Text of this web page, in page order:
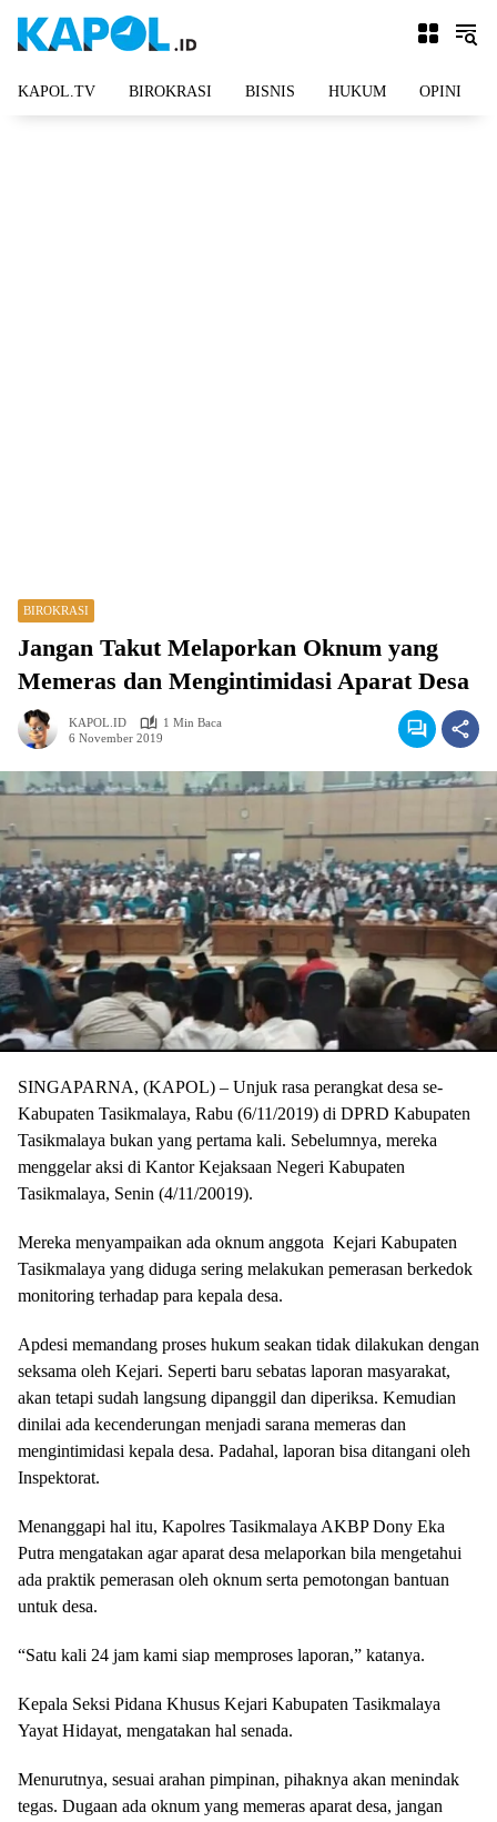
KAPOL.TV BIROKRASI BISNIS HUKUM OPINI
BIROKRASI
Jangan Takut Melaporkan Oknum yang
Memeras dan Mengintimidasi Aparat Desa
KAPOL.ID
1 Min Baca
6 November 2019
SINGAPARNA, (KAPOL) – Unjuk rasa perangkat desa se-
Kabupaten Tasikmalaya, Rabu (6/11/2019) di DPRD Kabupaten
Tasikmalaya bukan yang pertama kali. Sebelumnya, mereka
menggelar aksi di Kantor Kejaksaan Negeri Kabupaten
Tasikmalaya, Senin (4/11/20019).
Mereka menyampaikan ada oknum anggota Kejari Kabupaten
Tasikmalaya yang diduga sering melakukan pemerasan berkedok
monitoring terhadap para kepala desa.
Apdesi memandang proses hukum seakan tidak dilakukan dengan
seksama oleh Kejari. Seperti baru sebatas laporan masyarakat,
akan tetapi sudah langsung dipanggil dan diperiksa. Kemudian
dinilai ada kecenderungan menjadi sarana memeras dan
mengintimidasi kepala desa. Padahal, laporan bisa ditangani oleh
Inspektorat.
Menanggapi hal itu, Kapolres Tasikmalaya AKBP Dony Eka
Putra mengatakan agar aparat desa melaporkan bila mengetahui
ada praktik pemerasan oleh oknum serta pemotongan bantuan
untuk desa.
“Satu kali 24 jam kami siap memproses laporan,” katanya.
Kepala Seksi Pidana Khusus Kejari Kabupaten Tasikmalaya
Yayat Hidayat, mengatakan hal senada.
Menurutnya, sesuai arahan pimpinan, pihaknya akan menindak
tegas. Dugaan ada oknum yang memeras aparat desa, jangan